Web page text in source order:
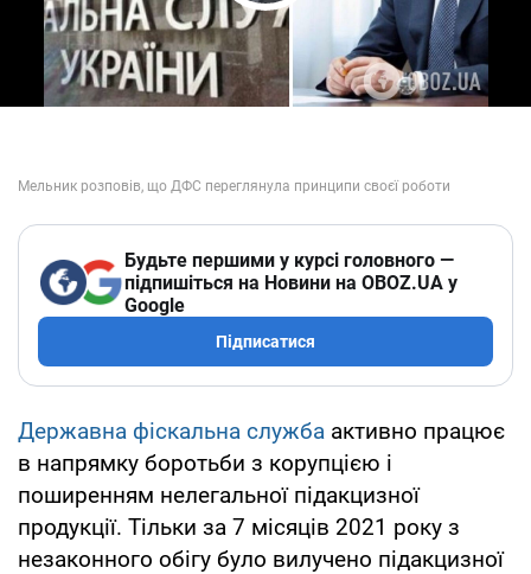
Будьте першими у курсі головного —
підпишіться на Новини на OBOZ.UA у
Google
Підписатися
Державна фіскальна служба активно працює
в напрямку боротьби з корупцією і
поширенням нелегальної підакцизної
продукції. Тільки за 7 місяців 2021 року з
незаконного обігу було вилучено підакцизної